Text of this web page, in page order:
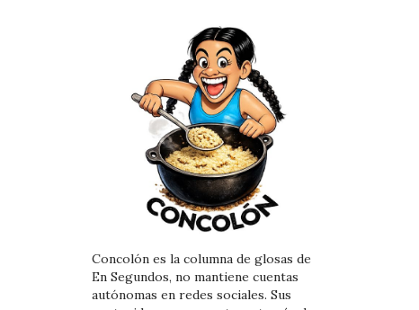
Concolón es la columna de glosas de
En Segundos, no mantiene cuentas
autónomas en redes sociales. Sus